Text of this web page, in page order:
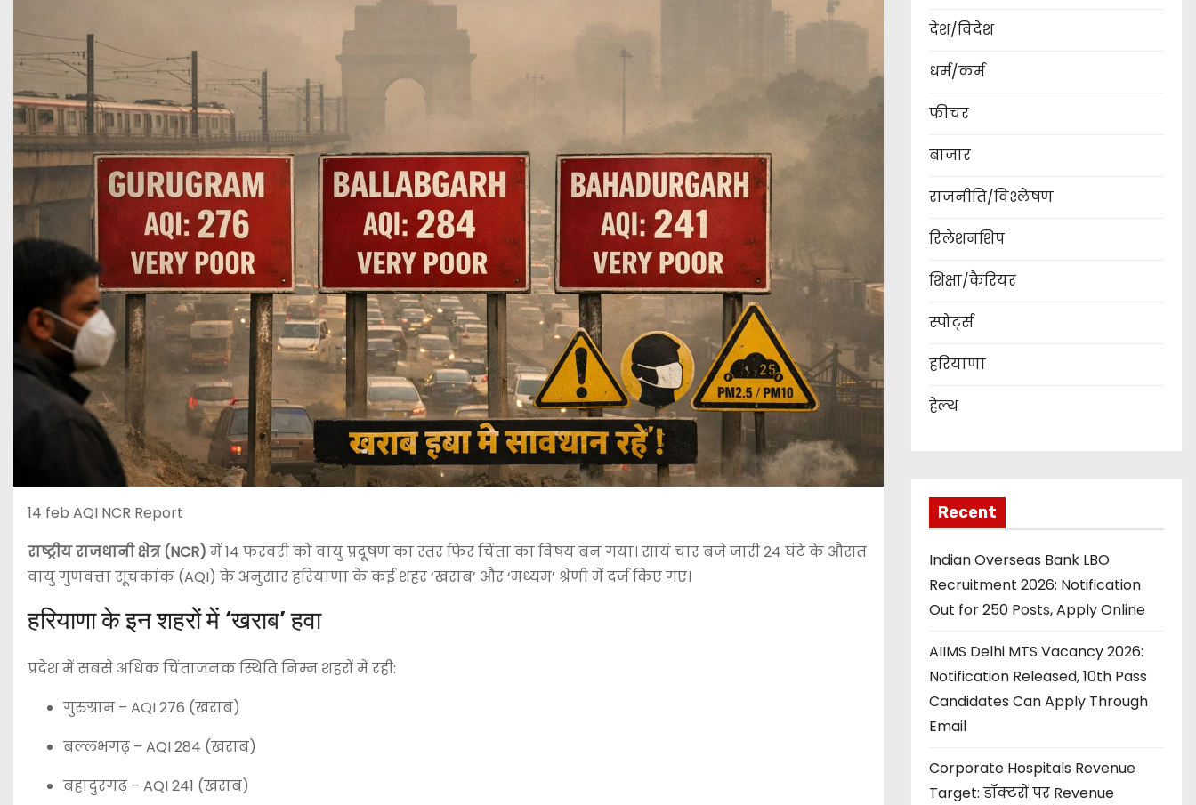
14 feb AQI NCR Report
राष्ट्रीय राजधानी क्षेत्र (NCR) में 14 फरवरी को वायु प्रदूषण का स्तर फिर चिंता का विषय बन गया। सायं चार बजे जारी 24 घंटे के औसत
वायु गुणवत्ता सूचकांक (AQI) के अनुसार हरियाणा के कई शहर ‘खराब’ और ‘मध्यम’ श्रेणी में दर्ज किए गए।
हरियाणा के इन शहरों में ‘खराब’ हवा
प्रदेश में सबसे अधिक चिंताजनक स्थिति निम्न शहरों में रही:
गुरुग्राम – AQI 276 (खराब)
बल्लभगढ़ – AQI 284 (खराब)
बहादुरगढ़ – AQI 241 (खराब)
देश/विदेश
धर्म/कर्म
फीचर
बाजार
राजनीति/विश्लेषण
रिलेशनशिप
शिक्षा/कैरियर
स्पोर्ट्स
हरियाणा
हेल्थ
Recent
Indian Overseas Bank LBO
Recruitment 2026: Notification
Out for 250 Posts, Apply Online
AIIMS Delhi MTS Vacancy 2026:
Notification Released, 10th Pass
Candidates Can Apply Through
Email
Corporate Hospitals Revenue
Target: डॉक्टरों पर Revenue